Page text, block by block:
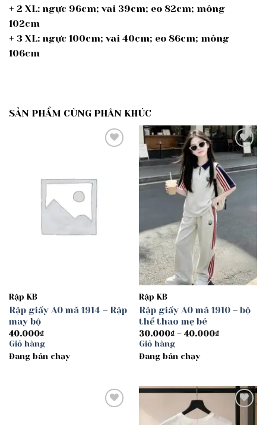
+ 2 XL: ngực 96cm; vai 39cm; eo 82cm; mông
102cm
+ 3 XL: ngực 100cm; vai 40cm; eo 86cm; mông
106cm
SẢN PHẨM CÙNG PHÂN KHÚC
Rập KB
Rập giấy A0 mã 1914 – Rập
may bộ
40.000₫
Giỏ hàng
Đang bán chạy
Add to
wishlist
Rập KB
Rập giấy A0 mã 1910 – bộ
thể thao mẹ bé
30.000₫ – 40.000₫Khoảng
Giỏ hàng
Đang bán chạy